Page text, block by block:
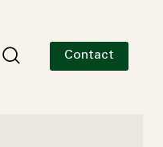
Contact